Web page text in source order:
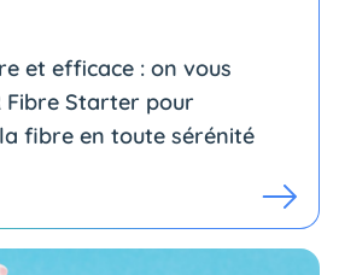
et efficace : on vous
Fibre Starter pour
fibre en toute sérénité